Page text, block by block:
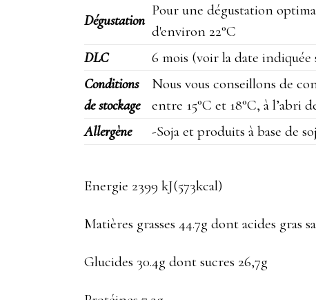
Dégustation
Pour une dégustation
d'environ 22°C
DLC
6 mois (voir la date indiquée
Conditions
de stockage
Nous vous conseillons de
entre 15°C et 18°C, à l’abri
Allergène
-Soja et produits à base de
Energie 2399 kJ(573kcal)
Matières grasses 44.7g dont acides gras
Glucides 30.4g dont sucres 26,7g